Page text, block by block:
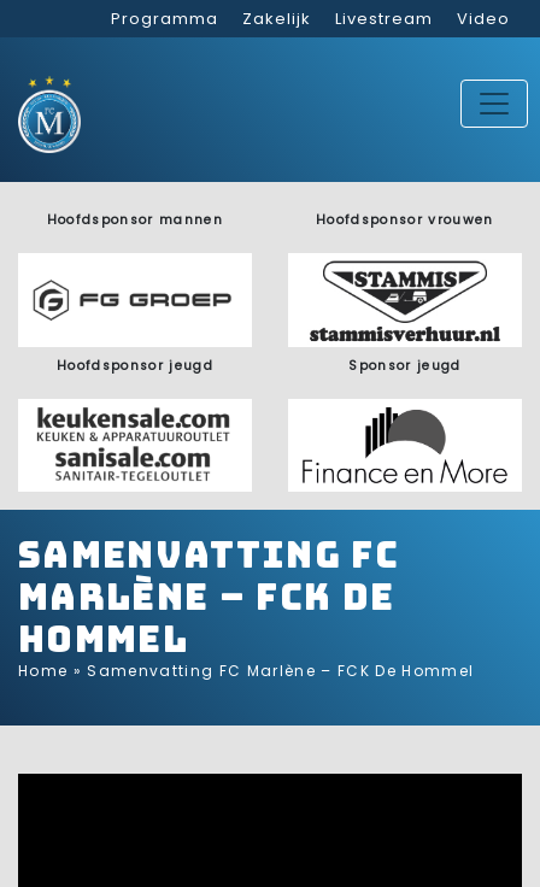
Programma Zakelijk Livestream Video
Hoofdsponsor mannen Hoofdsponsor vrouwen
Hoofdsponsor jeugd Sponsor jeugd
Samenvatting FC
Marlène – FCK De
Hommel
Home »Samenvatting FC Marlène – FCK De Hommel